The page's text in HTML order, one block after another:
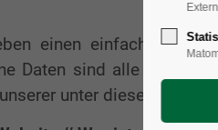
einen einfachen
Daten sind alle Daten,
unter diesem Text